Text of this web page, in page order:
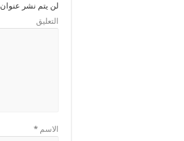
لن يتم نشر عنوان
التعليق
الاسم*